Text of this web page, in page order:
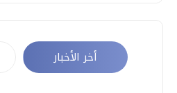
أخر الأخبار